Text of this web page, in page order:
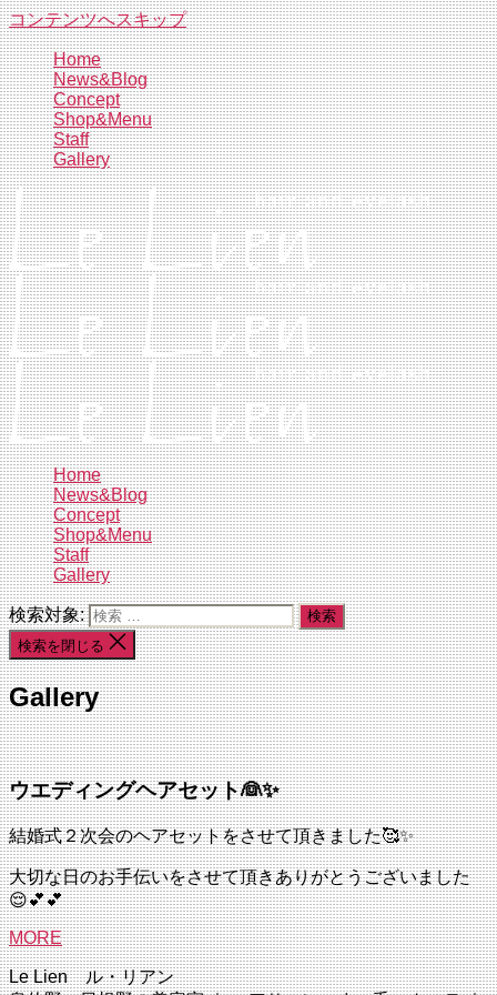
コンテンツへスキップ
Home
News&Blog
Concept
Shop&Menu
Staff
Gallery
Home
News&Blog
Concept
Shop&Menu
Staff
Gallery
検索対象:
検索を閉じる
Gallery
ウエディングヘアセット👰✨
結婚式２次会のヘアセットをさせて頂きました🥰✨
大切な日のお手伝いをさせて頂きありがとうございました
😌💕💕
MORE
Le Lien ル・リアン